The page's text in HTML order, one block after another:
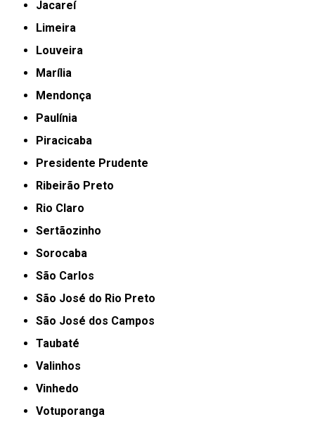
Jacareí
Limeira
Louveira
Marília
Mendonça
Paulínia
Piracicaba
Presidente Prudente
Ribeirão Preto
Rio Claro
Sertãozinho
Sorocaba
São Carlos
São José do Rio Preto
São José dos Campos
Taubaté
Valinhos
Vinhedo
Votuporanga